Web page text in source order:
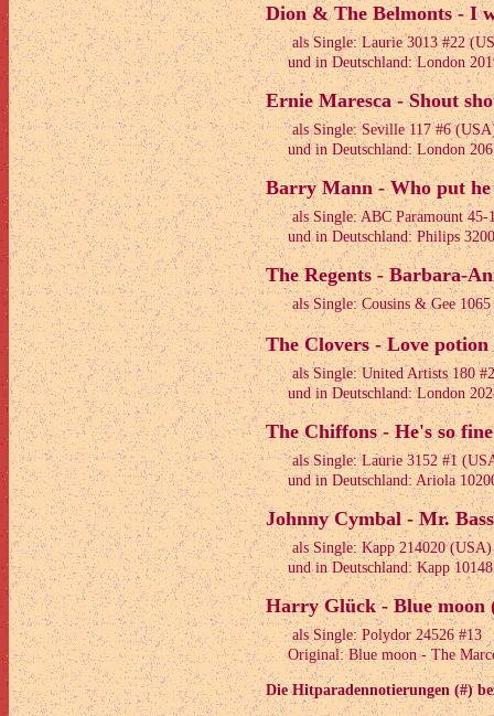
Dion & The Belmonts - I
als Single: Laurie 3013 #22
und in Deutschland: London
Ernie Maresca - Shout
als Single: Seville 117 #6
und in Deutschland: London
Barry Mann - Who put he
als Single: ABC Paramount
und in Deutschland: Philips
The Regents - Barbara-
als Single: Cousins & Gee
The Clovers - Love potion
als Single: United Artists 180
und in Deutschland: London
The Chiffons - He's so
als Single: Laurie 3152 #1
und in Deutschland: Ariola
Johnny Cymbal - Mr.
als Single: Kapp 214020 (USA)
und in Deutschland: Kapp 10148
Harry Glück - Blue moon
als Single: Polydor 24526 #13
Original: Blue moon - The
Die Hitparadennotierungen (#)